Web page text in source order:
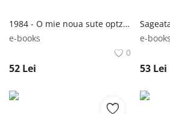
1984 - O mie noua sute optzeci si patru | George Orwell Polirom
e-books
0
52 Lei
e-books
53 Lei